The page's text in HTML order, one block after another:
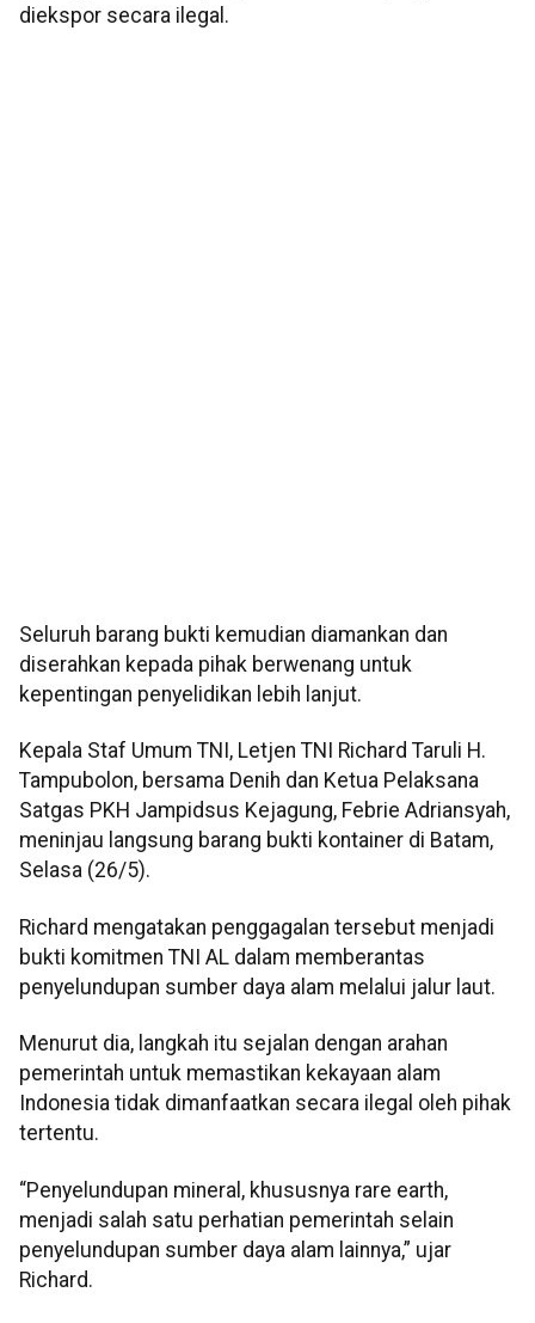
diekspor secara ilegal.
Seluruh barang bukti kemudian diamankan dan
diserahkan kepada pihak berwenang untuk
kepentingan penyelidikan lebih lanjut.
Kepala Staf Umum TNI, Letjen TNI Richard Taruli H.
Tampubolon, bersama Denih dan Ketua Pelaksana
Satgas PKH Jampidsus Kejagung, Febrie Adriansyah,
meninjau langsung barang bukti kontainer di Batam,
Selasa (26/5).
Richard mengatakan penggagalan tersebut menjadi
bukti komitmen TNI AL dalam memberantas
penyelundupan sumber daya alam melalui jalur laut.
Menurut dia, langkah itu sejalan dengan arahan
pemerintah untuk memastikan kekayaan alam
Indonesia tidak dimanfaatkan secara ilegal oleh pihak
tertentu.
“Penyelundupan mineral, khususnya rare earth,
menjadi salah satu perhatian pemerintah selain
penyelundupan sumber daya alam lainnya,” ujar
Richard.